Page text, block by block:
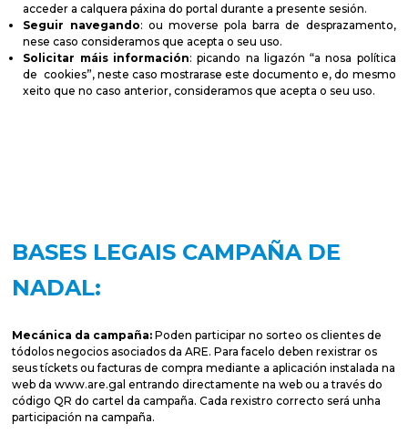
acceder a calquera páxina do portal durante a presente sesión.
Seguir navegando: ou moverse pola barra de desprazamento,
nese caso consideramos que acepta o seu uso.
Solicitar máis información: picando na ligazón “a nosa política
de cookies”, neste caso mostrarase este documento e, do mesmo
xeito que no caso anterior, consideramos que acepta o seu uso.
BASES LEGAIS CAMPAÑA DE
NADAL:
Mecánica da campaña: Poden participar no sorteo os clientes de
tódolos negocios asociados da ARE. Para facelo deben rexistrar os
seus tíckets ou facturas de compra mediante a aplicación instalada na
web da www.are.gal entrando directamente na web ou a través do
código QR do cartel da campaña. Cada rexistro correcto será unha
participación na campaña.